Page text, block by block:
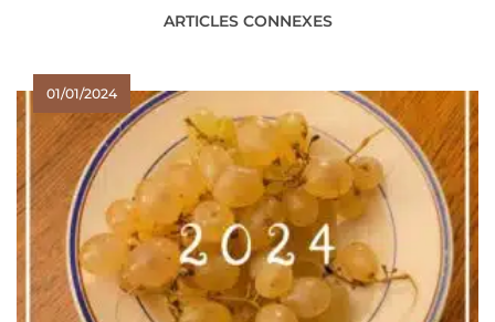
ARTICLES CONNEXES
01/01/2024